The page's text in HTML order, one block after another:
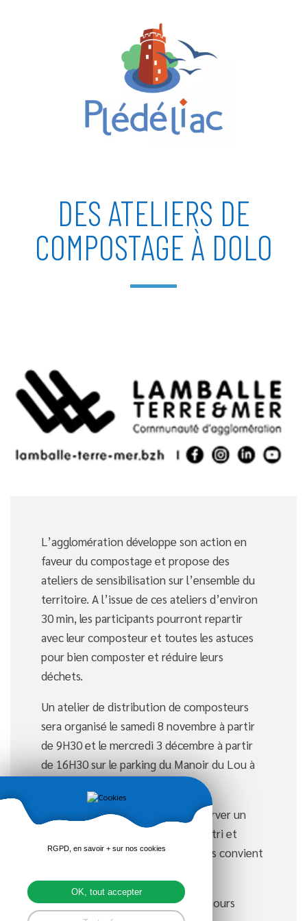
DES ATELIERS DE
COMPOSTAGE À DOLO
L’agglomération développe son action en
faveur du compostage et propose des
ateliers de sensibilisation sur l’ensemble du
territoire. A l’issue de ces ateliers d’environ
30 min, les participants pourront repartir
avec leur composteur et toutes les astuces
pour bien composter et réduire leurs
déchets.
Un atelier de distribution de composteurs
sera organisé le samedi 8 novembre à partir
de 9H30 et le mercredi 3 décembre à partir
de 16H30 sur le parking du Manoir du Lou à
Pour participer à un atelier et réserver un
composteur, rendez-vous sur Montri et
choisissez le lieu et la date qui vous convient
Les composteurs en bois sont toujours
RGPD, en savoir + sur nos cookies
OK, tout accepter